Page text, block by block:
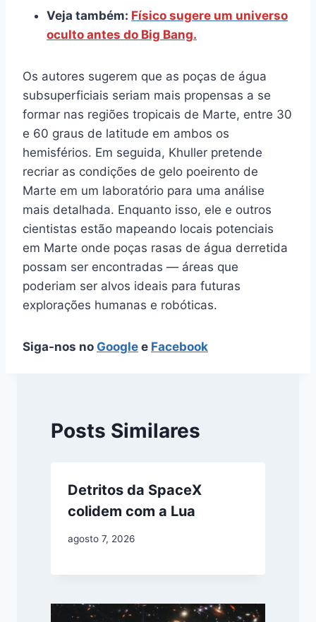
Veja também: Físico sugere um universo
oculto antes do Big Bang.
Os autores sugerem que as poças de água
subsuperficiais seriam mais propensas a se
formar nas regiões tropicais de Marte, entre 30
e 60 graus de latitude em ambos os
hemisférios. Em seguida, Khuller pretende
recriar as condições de gelo poeirento de
Marte em um laboratório para uma análise
mais detalhada. Enquanto isso, ele e outros
cientistas estão mapeando locais potenciais
em Marte onde poças rasas de água derretida
possam ser encontradas — áreas que
poderiam ser alvos ideais para futuras
explorações humanas e robóticas.
Siga-nos no Google e Facebook
Posts Similares
Detritos da SpaceX
colidem com a Lua
agosto 7, 2026